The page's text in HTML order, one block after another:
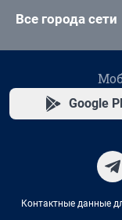
Все города сети
Google
Контактные данные